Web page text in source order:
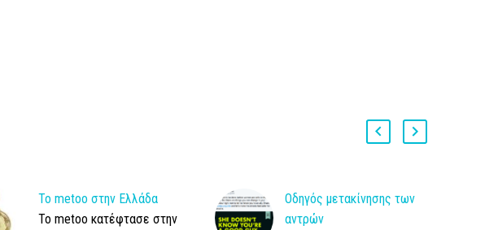
Το metoo στην Ελλάδα
Το metoo κατέφτασε στην
Οδηγός μετακίνησης των
αντρών